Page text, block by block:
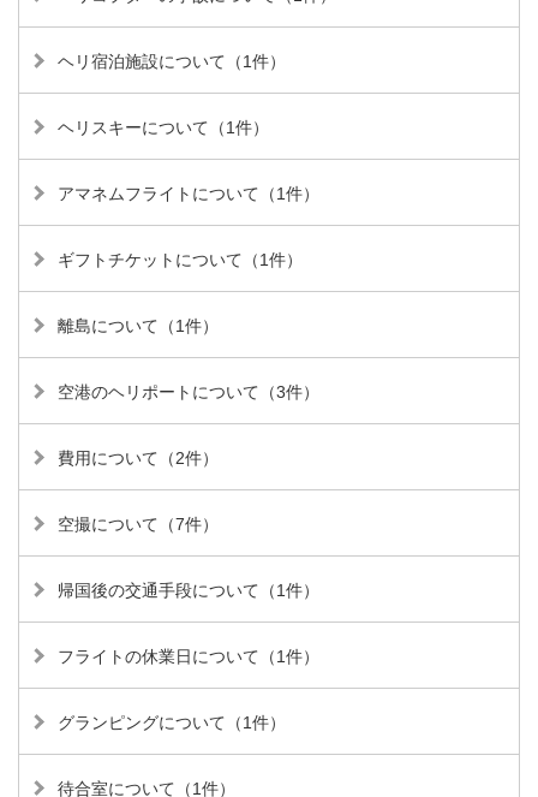
ヘリ宿泊施設について（1件）
ヘリスキーについて（1件）
アマネムフライトについて（1件）
ギフトチケットについて（1件）
離島について（1件）
空港のヘリポートについて（3件）
費用について（2件）
空撮について（7件）
帰国後の交通手段について（1件）
フライトの休業日について（1件）
グランピングについて（1件）
待合室について（1件）